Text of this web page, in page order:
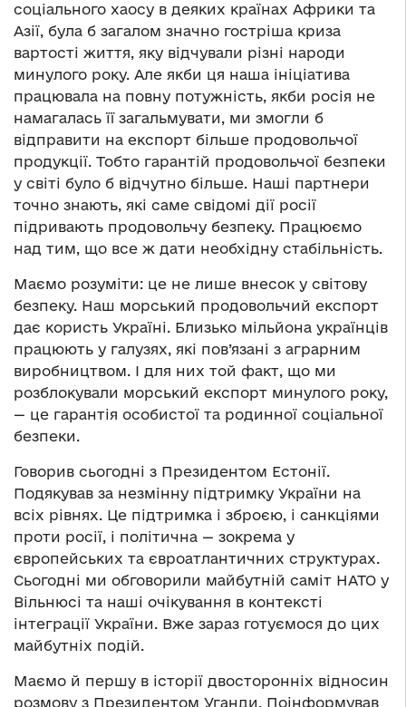
соціального хаосу в деяких країнах Африки та
Азії, була б загалом значно гостріша криза
вартості життя, яку відчували різні народи
минулого року. Але якби ця наша ініціатива
працювала на повну потужність, якби росія не
намагалась її загальмувати, ми змогли б
відправити на експорт більше продовольчої
продукції. Тобто гарантій продовольчої безпеки
у світі було б відчутно більше. Наші партнери
точно знають, які саме свідомі дії росії
підривають продовольчу безпеку. Працюємо
над тим, що все ж дати необхідну стабільність.
Маємо розуміти: це не лише внесок у світову
безпеку. Наш морський продовольчий експорт
дає користь Україні. Близько мільйона українців
працюють у галузях, які пов’язані з аграрним
виробництвом. І для них той факт, що ми
розблокували морський експорт минулого року,
— це гарантія особистої та родинної соціальної
безпеки.
Говорив сьогодні з Президентом Естонії.
Подякував за незмінну підтримку України на
всіх рівнях. Це підтримка і зброєю, і санкціями
проти росії, і політична — зокрема у
європейських та євроатлантичних структурах.
Сьогодні ми обговорили майбутній саміт НАТО у
Вільнюсі та наші очікування в контексті
інтеграції України. Вже зараз готуємося до цих
майбутніх подій.
Маємо й першу в історії двосторонніх відносин
розмову з Президентом Уганди. Поінформував